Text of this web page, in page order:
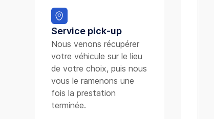
Service pick-up
Nous venons récupérer
votre véhicule sur le lieu
de votre choix, puis nous
vous le ramenons une
fois la prestation
terminée.